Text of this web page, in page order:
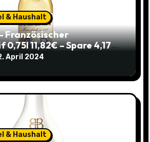
& Haushalt
Französischer
11,82€ – Spare 4,17€
April 2024
& Haushalt